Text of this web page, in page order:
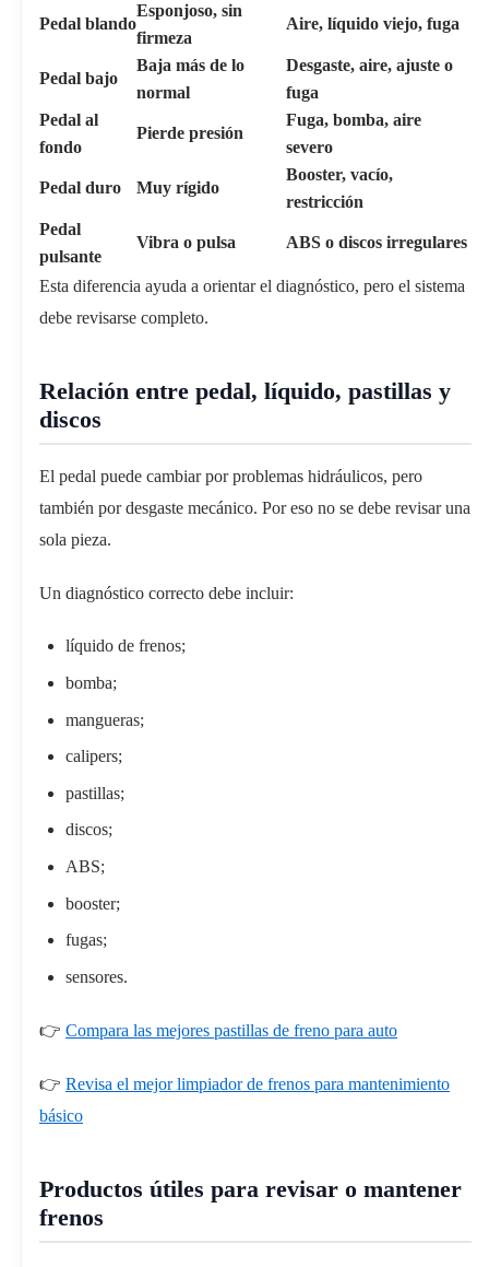
Pedal blando
Esponjoso, sin
firmeza
Aire, líquido viejo, fuga
Pedal bajo
Baja más de lo
normal
Desgaste, aire, ajuste o
fuga
Pedal al
fondo
Pierde presión
Fuga, bomba, aire
severo
Pedal duro Muy rígido
Booster, vacío,
restricción
Pedal
pulsante
Vibra o pulsa ABS o discos irregulares
Esta diferencia ayuda a orientar el diagnóstico, pero el sistema
debe revisarse completo.
Relación entre pedal, líquido, pastillas y
discos
El pedal puede cambiar por problemas hidráulicos, pero
también por desgaste mecánico. Por eso no se debe revisar una
sola pieza.
Un diagnóstico correcto debe incluir:
líquido de frenos;
bomba;
mangueras;
calipers;
pastillas;
discos;
ABS;
booster;
fugas;
sensores.
👉 Compara las mejores pastillas de freno para auto
👉 Revisa el mejor limpiador de frenos para mantenimiento
básico
Productos útiles para revisar o mantener
frenos